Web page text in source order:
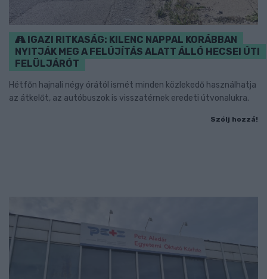
IGAZI RITKASÁG: KILENC NAPPAL KORÁBBAN
NYITJÁK MEG A FELÚJÍTÁS ALATT ÁLLÓ HECSEI ÚTI
FELÜLJÁRÓT
Hétfőn hajnali négy órától ismét minden közlekedő használhatja
az átkelőt, az autóbuszok is visszatérnek eredeti útvonalukra.
Szólj hozzá!